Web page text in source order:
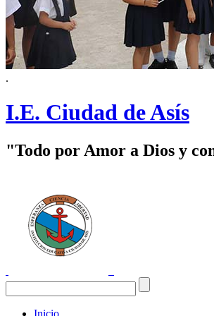
.
I.E. Ciudad de Asís
"Todo por Amor a Dios y
Inicio